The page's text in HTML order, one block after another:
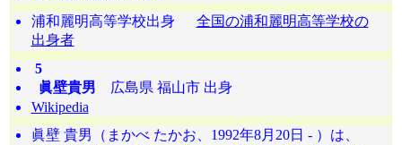
浦和麗明高等学校出身 全国の浦和麗明高等学校の
出身者
5
眞壁貴男 広島県 福山市 出身
Wikipedia
眞壁 貴男（まかべ たかお、1992年8月20日 - ）は、